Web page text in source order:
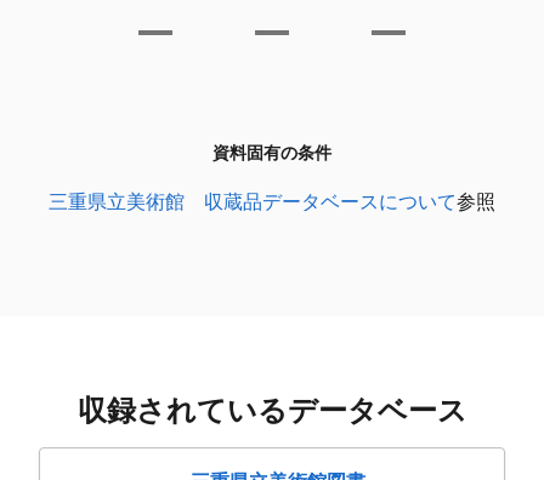
資料固有の条件
三重県立美術館 収蔵品データベースについて参照
収録されているデータベース